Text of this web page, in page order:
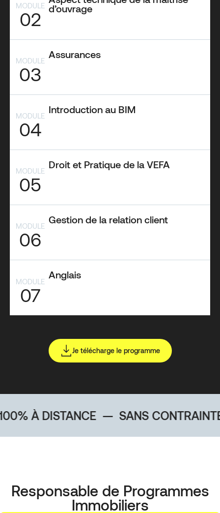
MODULE
02 d’ouvrage
MODULE
03
Assurances
MODULE
04
Introduction au BIM
MODULE
05
Droit et Pratique de la VEFA
MODULE
06
Gestion de la relation client
MODULE
07
Anglais
Je télécharge le programme
— SANS CONTRAINTE
Responsable de Programmes
Immobiliers